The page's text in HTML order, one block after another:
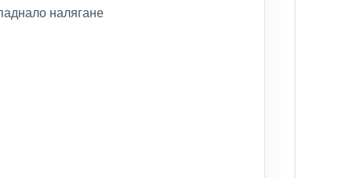
налягане